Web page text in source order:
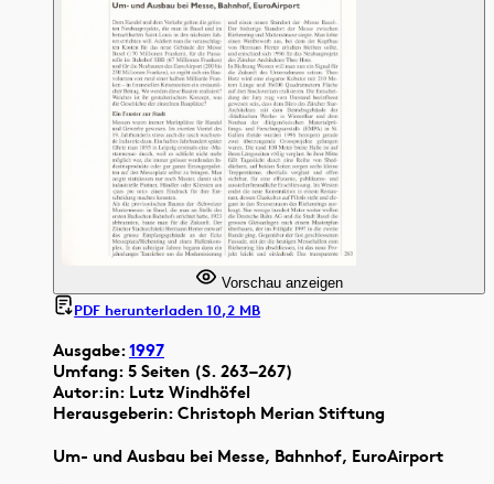
Ausgabe:1997
Umfang: 5 Seiten (S. 263–267)
Autor:in: Lutz Windhöfel
Herausgeberin: Christoph Merian Stiftung
Um- und Ausbau bei Messe, Bahnhof, EuroAirport
Vorschau anzeigen
PDF herunterladen 10,2 MB